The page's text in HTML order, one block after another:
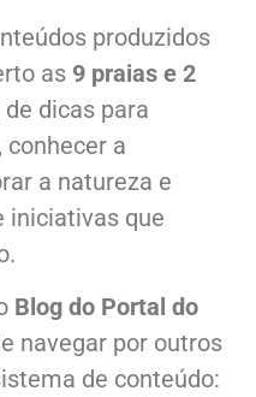
produzidos
as 9 praias e 2
dicas para
conhecer a
a natureza e
iniciativas que
Blog do Portal do
navegar por outros
de conteúdo: